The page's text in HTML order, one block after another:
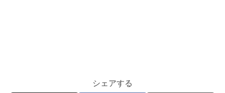
シェアする